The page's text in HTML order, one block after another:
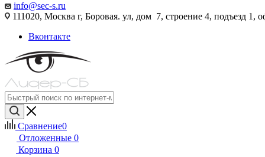
info@sec-s.ru
111020, Москва г, Боровая. ул, дом 7, строение 4, подъезд 1,
Вконтакте
Сравнение0
Отложенные 0
Корзина 0